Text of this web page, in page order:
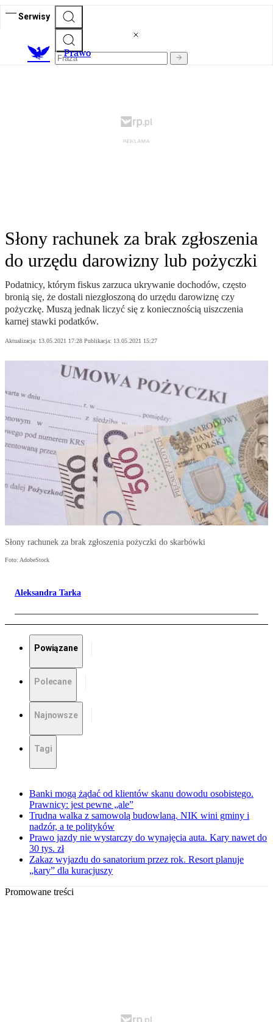
Serwisy
Prawo
Słony rachunek za brak zgłoszenia
do urzędu darowizny lub pożyczki
Podatnicy, którym fiskus zarzuca ukrywanie dochodów, często
bronią się, że dostali niezgłoszoną do urzędu darowiznę czy
pożyczkę. Muszą jednak liczyć się z koniecznością uiszczenia
karnej stawki podatków.
Aktualizacja: 13.05.2021 17:28 Publikacja: 13.05.2021 15:27
Słony rachunek za brak zgłoszenia pożyczki do skarbówki
Foto: AdobeStock
Aleksandra Tarka
Powiązane
Polecane
Najnowsze
Tagi
Banki mogą żądać od klientów skanu dowodu osobistego.
Prawnicy: jest pewne „ale”
Trudna walka z samowolą budowlaną. NIK wini gminy i
nadzór, a te polityków
Prawo jazdy nie wystarczy do wynajęcia auta. Kary nawet do
30 tys. zł
Zakaz wyjazdu do sanatorium przez rok. Resort planuje
„kary” dla kuracjuszy
Promowane treści